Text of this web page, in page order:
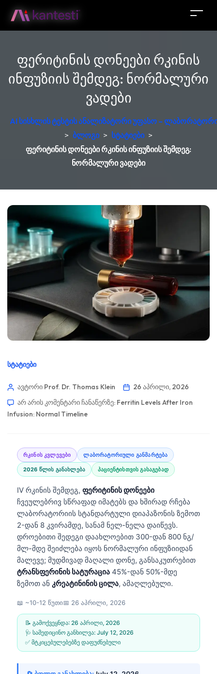
ფერიტინის დონეები რკინის
ინფუზიის შემდეგ: ნორმალური
ვადები
AI სისხლის ტესტის ანალიზატორი უფასო –
> ბლოგი > სტატიები >
ფერიტინის დონეები რკინის ინფუზიის შემდეგ:
ნორმალური ვადები
ᲡᲢᲐᲢᲘᲔᲑᲘ
ავტორი Prof. Dr. Thomas Klein
26 აპრილი, 2026
არ არის კომენტარი ჩანაწერზე: Ferritin Levels After Iron
Infusion: Normal Timeline
რკინის კვლევები ლაბორატორიული განმარტება
2026 წლის განახლება პაციენტისთვის გასაგებად
IV რკინის შემდეგ, ფერიტინის დონეები
ჩვეულებრივ სწრაფად იმატებს და ხშირად რჩება
ლაბორატორიის სტანდარტული დიაპაზონის ზემოთ
2-დან 8 კვირამდე, სანამ ნელ-ნელა დაიწევს.
დროებითი შედეგი დაახლოებით 300-დან 800 ნგ/
მლ-მდე შეიძლება იყოს ნორმალური ინფუზიიდან
მალევე; მუდმივად მაღალი დონე, განსაკუთრებით
ტრანსფერინის სატურაცია 45%-დან 50%-მდე
ზემოთ ან კრეატინინის ცილა, ამაღლებული.
📖 ~10-12 წუთი📅 26 აპრილი, 2026
📝 გამოქვეყნდა: 26 აპრილი, 2026
🩺 სამედიცინო განხილვა: July 12, 2026
✅ მტკიცებულებებზე დაფუძნებული